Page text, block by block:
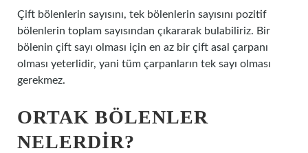
Çift bölenlerin sayısını, tek bölenlerin sayısını pozitif
bölenlerin toplam sayısından çıkararak bulabiliriz. Bir
bölenin çift sayı olması için en az bir çift asal çarpanı
olması yeterlidir, yani tüm çarpanların tek sayı olması
gerekmez.
ORTAK BÖLENLER
NELERDIR?